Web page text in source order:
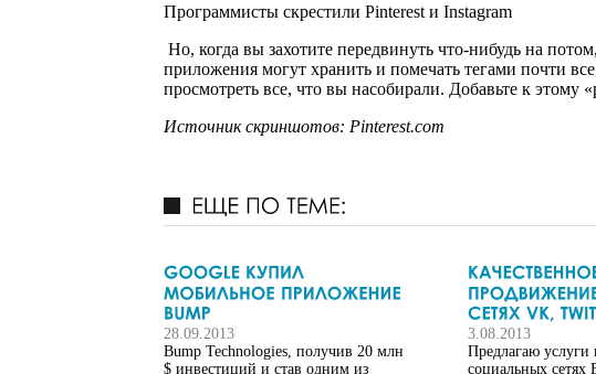
Программисты скрестили Pinterest и Instagram
Но, когда вы захотите передвинуть что-нибудь на
приложения могут хранить и помечать тегами почти
просмотреть все, что вы насобирали. Добавьте к
Источник скриншотов: Pinterest.com
28.09.2013
Bump Technologies, получив 20 млн
$ инвестиций и став одним из
3.08.2013
Предлагаю услуги
социальных сетях